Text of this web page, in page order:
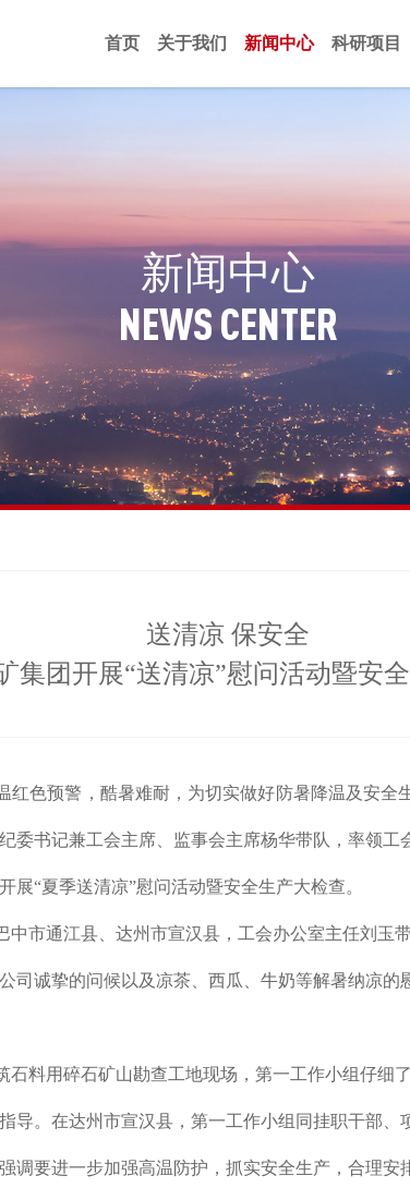
首页 关于我们 新闻中心 科研项目
新闻中心
NEWSCENTER
送清凉 保安全
团开展“送清凉”慰问活动暨安
红色预警，酷暑难耐，为切实做好防暑降温及安全
委书记兼工会主席、监事会主席杨华带队，率领工
展“夏季送清凉”慰问活动暨安全生产大检查。
中市通江县、达州市宣汉县，工会办公室主任刘玉
司 诚挚的问候 以及凉茶、西瓜、牛奶等解暑纳凉的
石料用碎石矿山勘查工地现场，第一工作小组仔细
导。在达州市宣汉县，第一工作小组同挂职干部
调要进一步加强高温防护，抓实安全生产，合理安